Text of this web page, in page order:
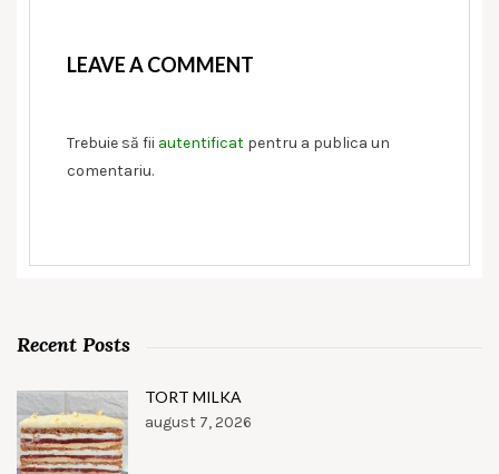
LEAVE A COMMENT
Trebuie să fii autentificat pentru a publica un
comentariu.
Recent Posts
TORT MILKA
august 7, 2026